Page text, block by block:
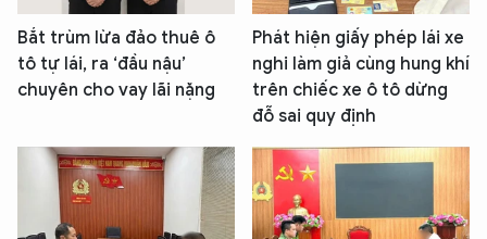
Bắt trùm lừa đảo thuê ô
tô tự lái, ra ‘đầu nậu’
chuyên cho vay lãi nặng
Phát hiện giấy phép lái xe
nghi làm giả cùng hung khí
trên chiếc xe ô tô dừng
đỗ sai quy định